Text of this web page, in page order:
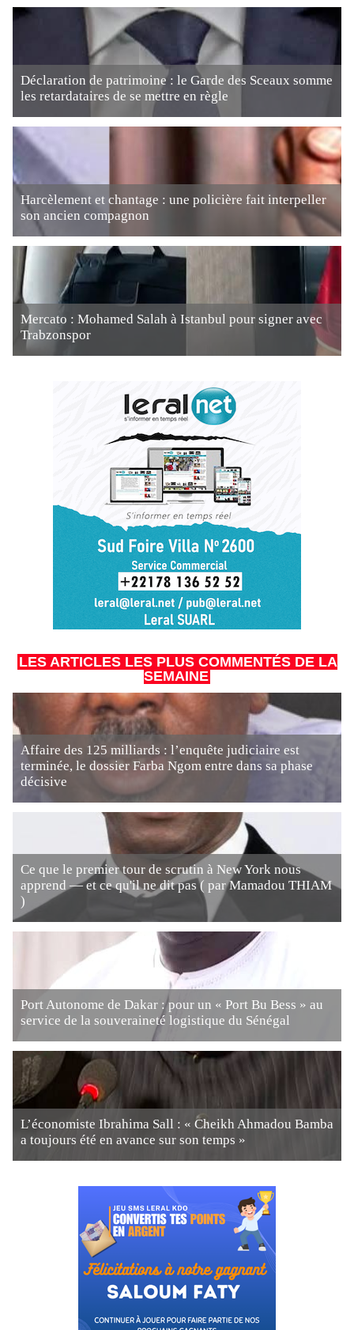
Déclaration de patrimoine : le Garde des Sceaux somme
les retardataires de se mettre en règle
Harcèlement et chantage : une policière fait interpeller
son ancien compagnon
Mercato : Mohamed Salah à Istanbul pour signer avec
Trabzonspor
LES ARTICLES LES PLUS COMMENTÉS DE LA
SEMAINE
Affaire des 125 milliards : l’enquête judiciaire est
terminée, le dossier Farba Ngom entre dans sa phase
décisive
Ce que le premier tour de scrutin à New York nous
apprend — et ce qu'il ne dit pas ( par Mamadou THIAM
)
Port Autonome de Dakar : pour un « Port Bu Bess » au
service de la souveraineté logistique du Sénégal
L’économiste Ibrahima Sall : « Cheikh Ahmadou Bamba
a toujours été en avance sur son temps »